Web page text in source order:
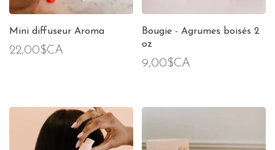
Mini diffuseur Aroma
22,00$CA
Bougie - Agrumes boisés 2
oz
9,00$CA